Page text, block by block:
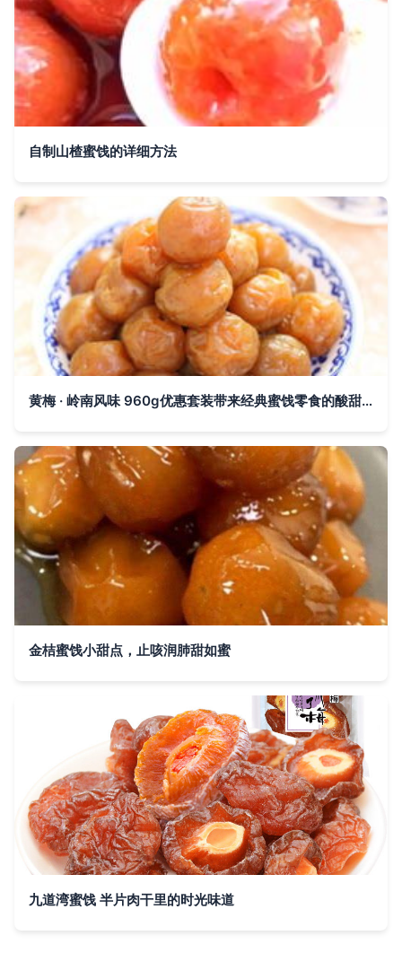
自制山楂蜜饯的详细方法
黄梅 · 岭南风味 960g优惠套装带来经典蜜饯零食的酸甜盛宴
金桔蜜饯小甜点，止咳润肺甜如蜜
九道湾蜜饯 半片肉干里的时光味道